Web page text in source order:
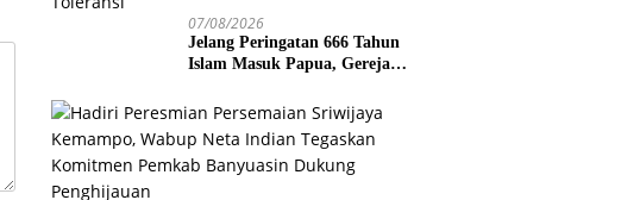
07/08/2026
Jelang Peringatan 666 Tahun
Islam Masuk Papua, Gereja
Toleransi